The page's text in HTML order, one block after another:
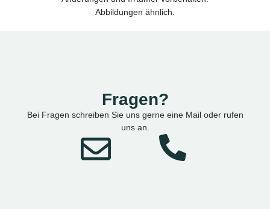
Abbildungen ähnlich.
Fragen?
Bei Fragen schreiben Sie uns gerne eine Mail oder rufen
uns an.